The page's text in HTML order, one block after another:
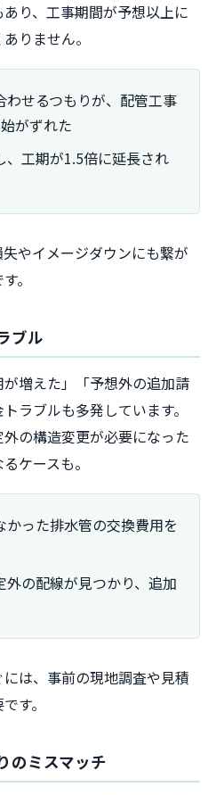
り、工事期間が予想以上に
りません。
せるつもりが、配管工事
がずれた
、工期が1.5倍に延長され
やイメージダウンにも繋が
。
ブル
が増えた」「予想外の追加請
ラブルも多発しています。
の構造変更が必要になった
ケースも。
った排水管の交換費用を
の配線が見つかり、追加
は、事前の現地調査や見積
す。
のミスマッチ